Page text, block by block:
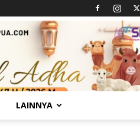
LAINNYA